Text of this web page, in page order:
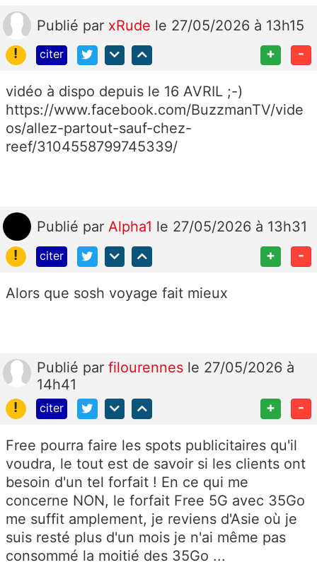
Publié par xRude le 27/05/2026 à 13h15
!
citer + -
vidéo à dispo depuis le 16 AVRIL ;-)
https://www.facebook.com/BuzzmanTV/vide
os/allez-partout-sauf-chez-
reef/3104558799745339/
Publié par Alpha1 le 27/05/2026 à 13h31
!
citer + -
Alors que sosh voyage fait mieux
Publié par filourennes le 27/05/2026 à
14h41
!
citer + -
Free pourra faire les spots publicitaires qu'il
voudra, le tout est de savoir si les clients ont
besoin d'un tel forfait ! En ce qui me
concerne NON, le forfait Free 5G avec 35Go
me suffit amplement, je reviens d'Asie où je
suis resté plus d'un mois je n'ai même pas
consommé la moitié des 35Go ...